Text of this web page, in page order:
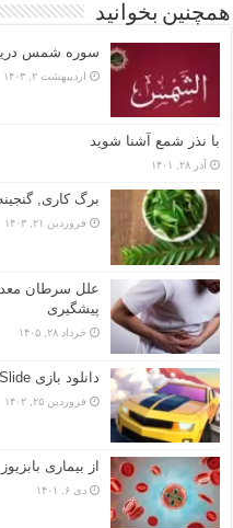
همچنین بخوانید
سوره شمس
اردیبهشت ۲, ۱۴۰۳
با نذر شمع آشنا شوید
آذر ۲۸, ۱۴۰۱
برگ کاری,
فروردین ۲۱, ۱۴۰۳
علل سرطان
پیشگیری
خرداد ۲۸, ۱۴۰۵
دانلود بازی Hot Slide برای موبایل
فروردین ۲۵, ۱۴۰۲
از بیماری
دی ۶, ۱۴۰۱